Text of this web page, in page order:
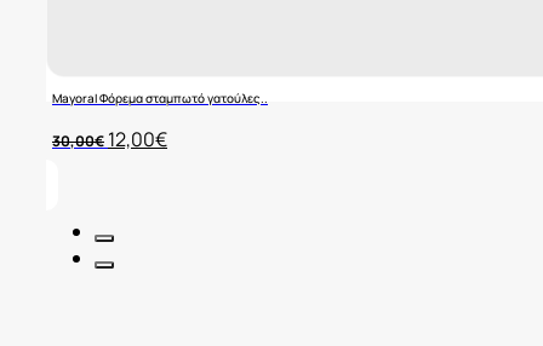
Mayoral Φόρεμα σταμπωτό γατούλες..
30,00€ Original
price
12,00€Η
τρέχουσα